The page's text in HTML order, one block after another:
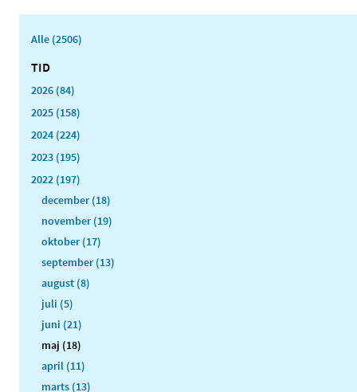
Alle (2506)
TID
2026 (84)
2025 (158)
2024 (224)
2023 (195)
2022 (197)
december (18)
november (19)
oktober (17)
september (13)
august (8)
juli (5)
juni (21)
maj (18)
april (11)
marts (13)